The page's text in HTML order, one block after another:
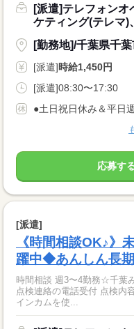
[派遣]テレフォンオ
ケティング(テレマ)
[勤務地]/千葉県千
[派遣]時給1,450円
[派遣]08:30〜17:30
●土日祝日休み＆平日
応募す
[派遣]
《時間相談OK♪》
躍中◆あんしん長期
時間相談 週3〜4勤務☆千葉
点検連絡の電話受付 点検内
インカムを使...